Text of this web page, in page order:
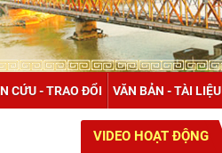
CỨU - TRAO ĐỔI VĂN BẢN - TÀI LIỆU
VIDEO HOẠT ĐỘNG